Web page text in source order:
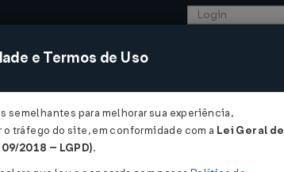
SISTEMAS COMÉRCIO EXTERIOR
e Termos de Uso
para melhorar sua experiência,
tráfego do site, em conformidade com a Lei Geral de
2018 – LGPD).